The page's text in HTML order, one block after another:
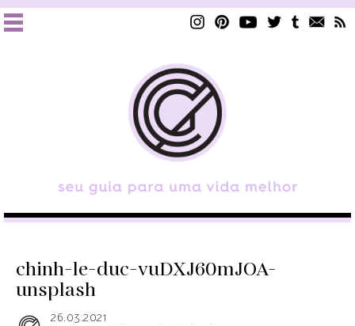
chinh-le-duc-vuDXJ60mJOA-
unsplash
26.03.2021